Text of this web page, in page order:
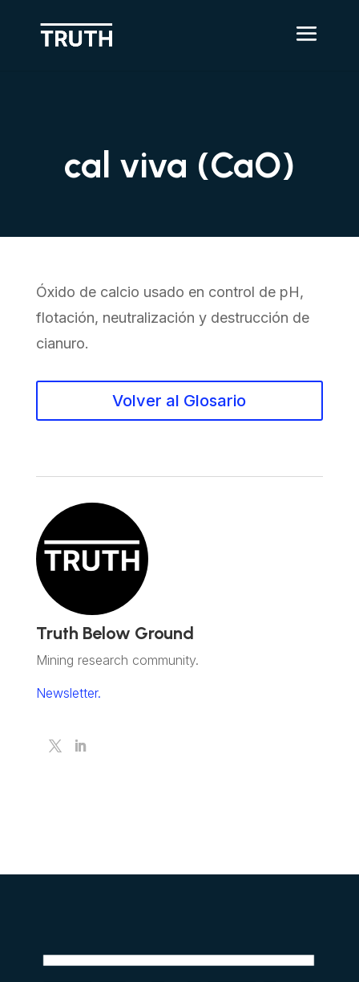
cal viva (CaO)
Óxido de calcio usado en control de pH,
flotación, neutralización y destrucción de
cianuro.
Volver al Glosario
Truth Below Ground
Mining research community.
Newsletter.